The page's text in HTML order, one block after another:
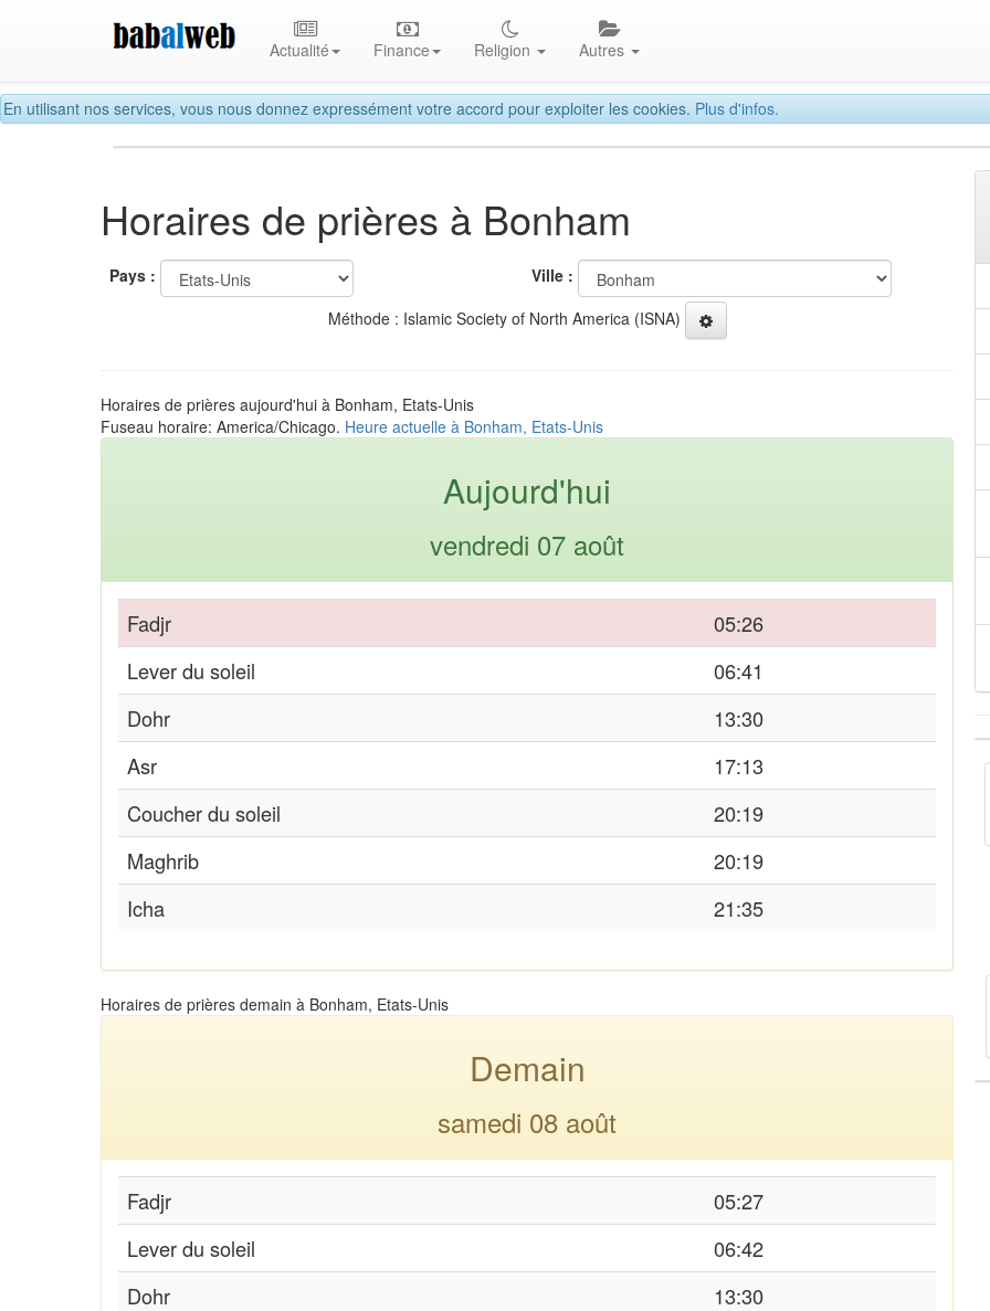
En utilisant nos services, vous nous donnez expressément votre accord pour exploiter les cookies. Plus d'infos.
Actualité Finance Religion Autres
Horaires de prières à Bonham
Pays :
Ville :
Méthode : Islamic Society of North America (ISNA)
Horaires de prières aujourd'hui à Bonham, Etats-Unis
Fuseau horaire: America/Chicago. Heure actuelle à Bonham, Etats-Unis
Aujourd'hui
vendredi 07 août
Fadjr
05:26
Lever du soleil
06:41
Dohr
13:30
Asr
17:13
Coucher du soleil
20:19
Maghrib
20:19
Icha
21:35
Horaires de prières demain à Bonham, Etats-Unis
Demain
samedi 08 août
Fadjr
05:27
Lever du soleil
06:42
Dohr
13:30